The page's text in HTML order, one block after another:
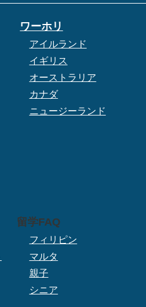
ワーホリ
アイルランド
イギリス
オーストラリア
カナダ
ニュージーランド
留学FAQ
フィリピン
マルタ
親子
シニア